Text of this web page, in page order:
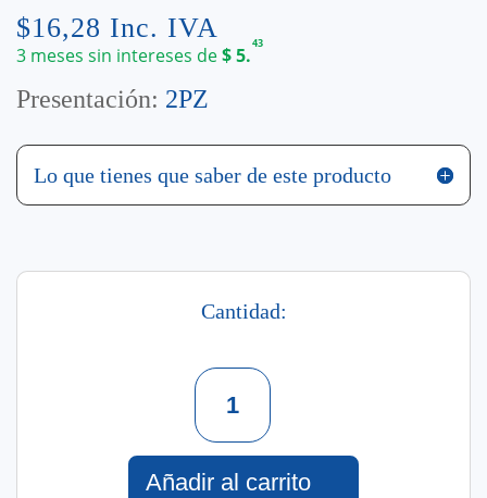
$16,28 Inc. IVA
3 meses sin intereses de$5.43
Presentación: 2PZ
Lo que tienes que saber de este producto
Cantidad:
Set
Bright
2
Piezas
Añadir al carrito